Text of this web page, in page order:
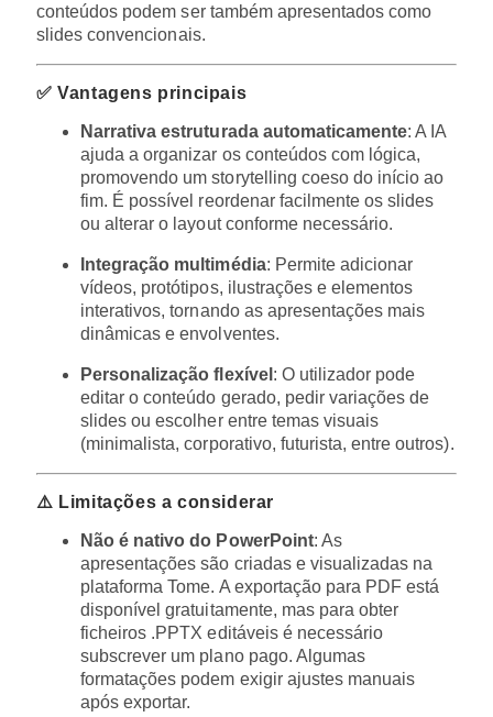
conteúdos podem ser também apresentados como
slides convencionais.
✅ Vantagens principais
Narrativa estruturada automaticamente: A IA
ajuda a organizar os conteúdos com lógica,
promovendo um storytelling coeso do início ao
fim. É possível reordenar facilmente os slides
ou alterar o layout conforme necessário.
Integração multimédia: Permite adicionar
vídeos, protótipos, ilustrações e elementos
interativos, tornando as apresentações mais
dinâmicas e envolventes.
Personalização flexível : O utilizador pode
editar o conteúdo gerado, pedir variações de
slides ou escolher entre temas visuais
(minimalista, corporativo, futurista, entre outros).
⚠️ Limitações a considerar
Não é nativo do PowerPoint: As
apresentações são criadas e visualizadas na
plataforma Tome. A exportação para PDF está
disponível gratuitamente, mas para obter
ficheiros .PPTX editáveis é necessário
subscrever um plano pago. Algumas
formatações podem exigir ajustes manuais
após exportar.